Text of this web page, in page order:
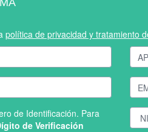
política de privacidad y tratamiento
de Identificación. Para
de Verificación